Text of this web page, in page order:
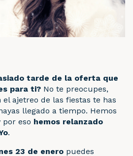
tarde de la oferta que
para ti? No te preocupes,
ajetreo de las fiestas te has
llegado a tiempo. Hemos
eso hemos relanzado
.
23 de enero puedes